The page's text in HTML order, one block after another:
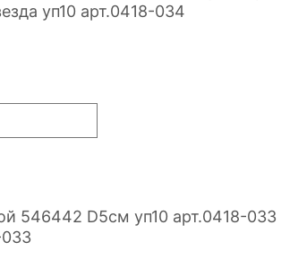
уп10 арт.0418-034